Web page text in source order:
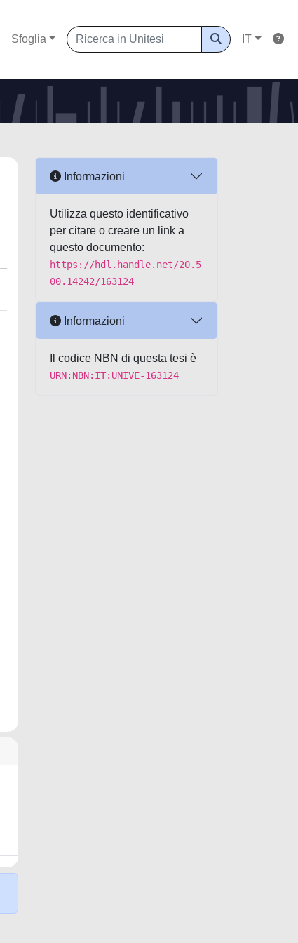
Sfoglia IT
Informazioni
Utilizza questo identificativo
per citare o creare un link a
questo documento:
https://hdl.handle.net/20.5
00.14242/163124
Informazioni
Il codice NBN di questa tesi è
URN:NBN:IT:UNIVE-163124